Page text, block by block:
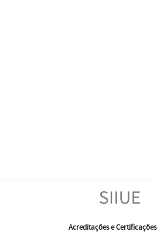
Acreditações e Certificações